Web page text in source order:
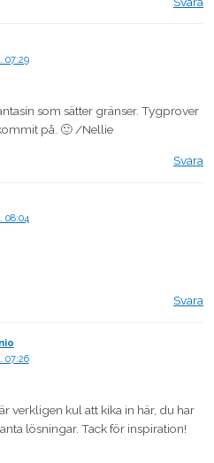
07:29
som sätter gränser. Tygprover
på. 🙂 /Nellie
Svara
08:04
Svara
07:26
verkligen kul att kika in här, du har
lösningar. Tack för inspiration!